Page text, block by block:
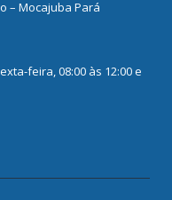
– Mocajuba Pará
feira, 08:00 às 12:00 e